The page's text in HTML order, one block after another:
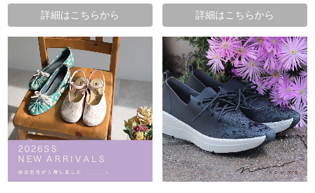
詳細はこちらから 詳細はこちらから